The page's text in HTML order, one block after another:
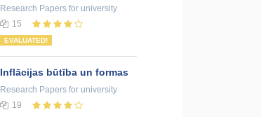
Research Papers for university
15
EVALUATED!
Inflācijas būtība un formas
Research Papers for university
19